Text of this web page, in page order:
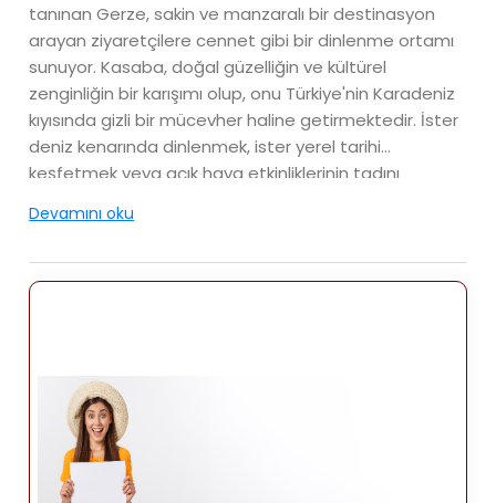
tanınan Gerze, sakin ve manzaralı bir destinasyon
arayan ziyaretçilere cennet gibi bir dinlenme ortamı
sunuyor. Kasaba, doğal güzelliğin ve kültürel
zenginliğin bir karışımı olup, onu Türkiye'nin Karadeniz
kıyısında gizli bir mücevher haline getirmektedir. İster
deniz kenarında dinlenmek, ister yerel tarihi
keşfetmek veya açık hava etkinliklerinin tadını
sunuyor.
Konum
kilometre batısındadır. Karadeniz kıyısındaki konumu,
yakındaki diğer kasaba ve şehirlerden kolayca
erişilebilmesini sağlar. Karadeniz'in suları ile bölgenin
yeşil tepeleri arasında yer alan Gerze, hem kıyı hem
de iç mekan cazibesini yaşamak isteyenler için
Devamını oku